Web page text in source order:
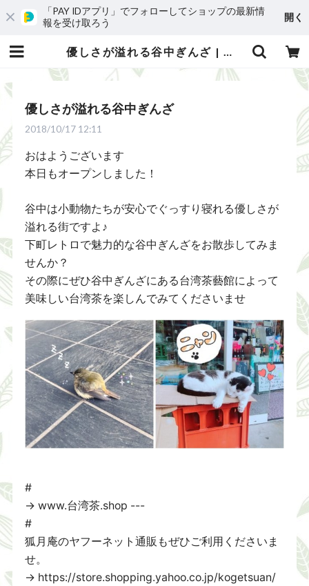
「PAY IDアプリ」でフォローしてショップの最新情
報を受け取ろう
開く
優しさが溢れる谷中ぎんざ | 台湾茶藝館 台湾茶カフェ 狐月庵
優しさが溢れる谷中ぎんざ
2018/10/17 12:11
おはようございます
本日もオープンしました！
谷中は小動物たちが安心でぐっすり寝れる優しさが
溢れる街ですよ♪
下町レトロで魅力的な谷中ぎんざをお散歩してみま
せんか？
その際にぜひ谷中ぎんざにある台湾茶藝館によって
美味しい台湾茶を楽しんでみてくださいませ
#
→ www.台湾茶.shop ---
#
狐月庵のヤフーネット通販もぜひご利用くださいま
せ。
→ https://store.shopping.yahoo.co.jp/kogetsuan/